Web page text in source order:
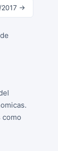
2017 →
como